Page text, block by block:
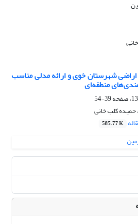
اراضی شهرستان خوی و ارائه مدلی مناسب
منطقه‌ای
39-54
حمیده کلب خانی
585.77 K